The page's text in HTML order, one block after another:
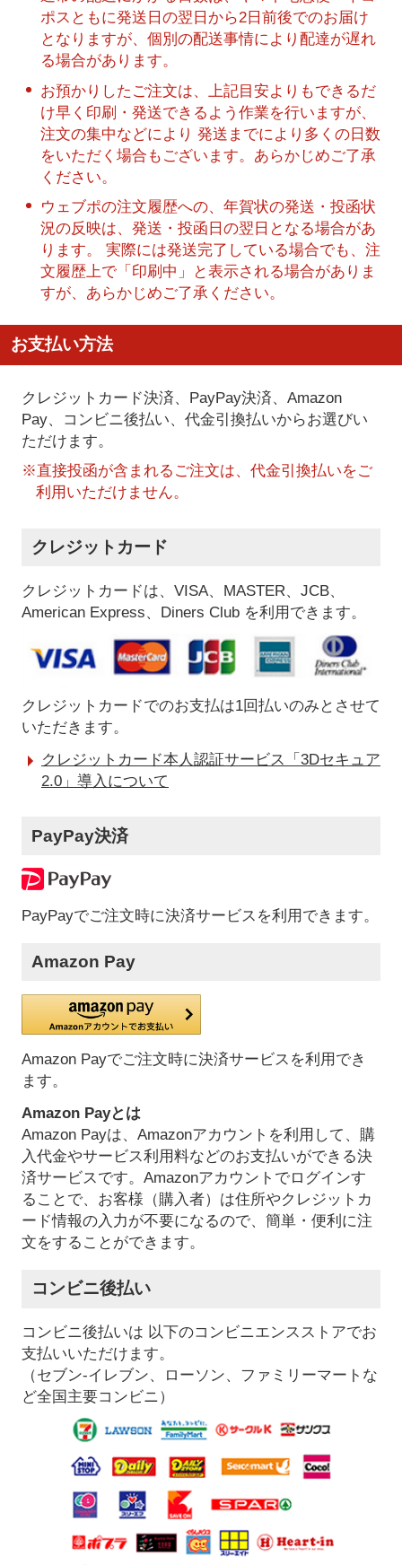
ポスともに発送日の翌日から2日前後でのお届け
となりますが、個別の配送事情により配達が遅れ
る場合があります。
お預かりしたご注文は、上記目安よりもできるだ
け早く印刷・発送できるよう作業を行いますが、
注文の集中などにより 発送までにより多くの日数
をいただく場合もございます。あらかじめご了承
ください。
ウェブポの注文履歴への、年賀状の発送・投函状
況の反映は、発送・投函日の翌日となる場合があ
ります。 実際には発送完了している場合でも、注
文履歴上で「印刷中」と表示される場合がありま
すが、あらかじめご了承ください。
お支払い方法
クレジットカード決済、PayPay決済、Amazon
Pay、コンビニ後払い、代金引換払いからお選びい
ただけます。
※直接投函が含まれるご注文は、代金引換払いをご
利用いただけません。
クレジットカード
クレジットカードは、VISA、MASTER、JCB、
American Express、Diners Club を利用できます。
クレジットカードでのお支払は1回払いのみとさせて
いただきます。
クレジットカード本人認証サービス「3Dセキュア
2.0」導入について
PayPay決済
PayPayでご注文時に決済サービスを利用できます。
Amazon Pay
Amazon Payでご注文時に決済サービスを利用でき
ます。
Amazon Payとは
Amazon Payは、Amazonアカウントを利用して、購
入代金やサービス利用料などのお支払いができる決
済サービスです。Amazonアカウントでログインす
ることで、お客様（購入者）は住所やクレジットカ
ード情報の入力が不要になるので、簡単・便利に注
文をすることができます。
コンビニ後払い
コンビニ後払いは 以下のコンビニエンスストアでお
支払いいただけます。
（セブン-イレブン、ローソン、ファミリーマートな
ど全国主要コンビニ）